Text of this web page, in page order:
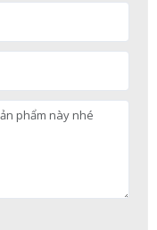
Sữa tắm Pigeon Baby
Vi Sinh BioGaia